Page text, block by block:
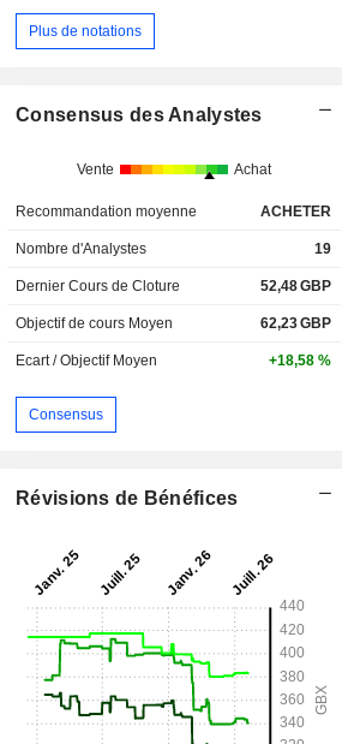
Plus de notations
Consensus des Analystes
Vente Achat
Recommandation moyenne ACHETER
Nombre d'Analystes 19
Dernier Cours de Cloture 52,48GBP
Objectif de cours Moyen 62,23GBP
Ecart / Objectif Moyen +18,58 %
Consensus
Révisions de Bénéfices